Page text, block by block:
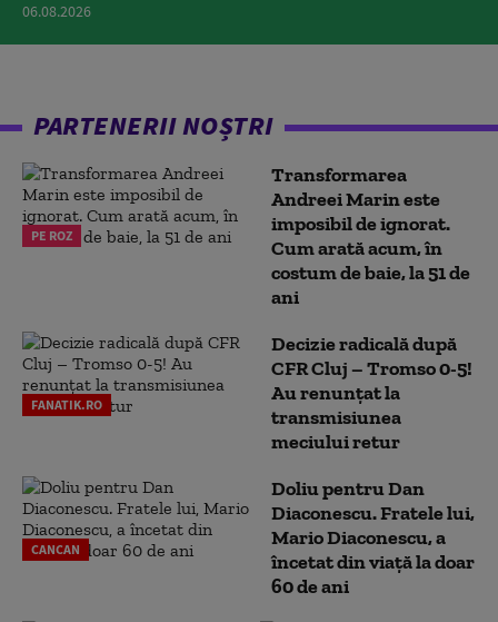
06.08.2026
PARTENERII NOȘTRI
PE ROZ
Transformarea
Andreei Marin este
imposibil de ignorat.
Cum arată acum, în
costum de baie, la 51 de
ani
FANATIK.RO
Decizie radicală după
CFR Cluj – Tromso 0-5!
Au renunțat la
transmisiunea
meciului retur
CANCAN
Doliu pentru Dan
Diaconescu. Fratele lui,
Mario Diaconescu, a
încetat din viață la doar
60 de ani